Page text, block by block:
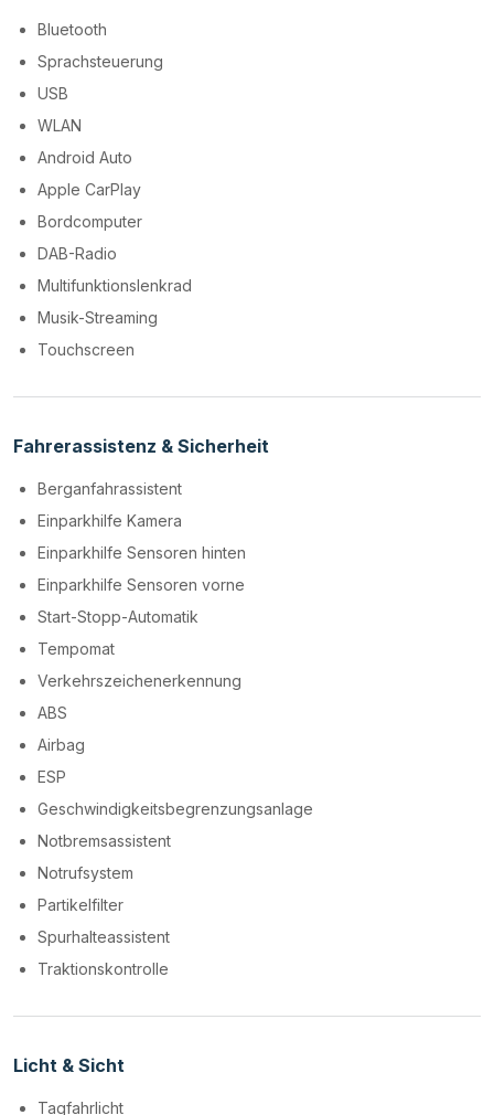
Bluetooth
Sprachsteuerung
USB
WLAN
Android Auto
Apple CarPlay
Bordcomputer
DAB-Radio
Multifunktionslenkrad
Musik-Streaming
Touchscreen
Fahrerassistenz & Sicherheit
Berganfahrassistent
Einparkhilfe Kamera
Einparkhilfe Sensoren hinten
Einparkhilfe Sensoren vorne
Start-Stopp-Automatik
Tempomat
Verkehrszeichenerkennung
ABS
Airbag
ESP
Geschwindigkeitsbegrenzungsanlage
Notbremsassistent
Notrufsystem
Partikelfilter
Spurhalteassistent
Traktionskontrolle
Licht & Sicht
Tagfahrlicht